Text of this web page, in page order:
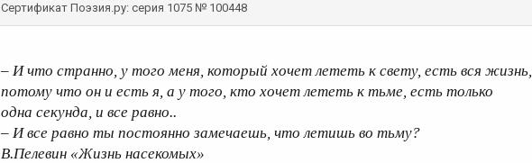
Сертификат Поэзия.ру: серия 1075 № 100448
– И что странно, у того меня, который хочет лететь к свету, есть вся жизнь,
потому что он и есть я, а у того, кто хочет лететь к тьме, есть только
одна секунда, и все равно..
– И все равно ты постоянно замечаешь, что летишь во тьму?
В.Пелевин «Жизнь насекомых»